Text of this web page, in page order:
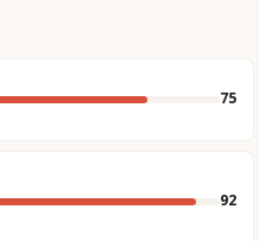
75
92